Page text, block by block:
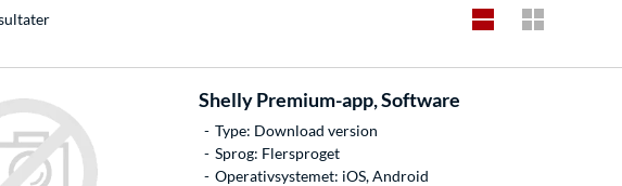
ShellyPremium-app, Software
Type: Download version
Sprog: Flersproget
Operativsystemet: iOS, Android